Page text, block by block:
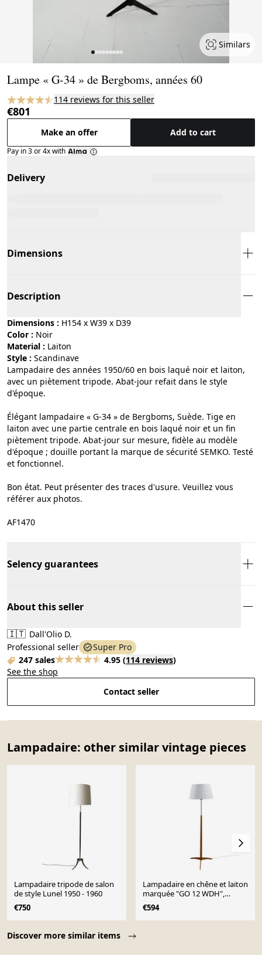
Similars
Lampe « G-34 » de Bergboms, années 60
114 reviews for this seller
€801
Make an offer Add to cart
Pay in 3 or 4x with
Delivery
Dimensions
Description
Dimensions : H154 x W39 x D39
Color :
noir
Material :
laiton
Style :
scandinave
Lampadaire des années 1950/60 en bois laqué noir et laiton,
avec un piètement tripode. Abat-jour refait dans le style
d'époque.
Élégant lampadaire « G-34 » de Bergboms, Suède. Tige en
laiton avec une partie centrale en bois laqué noir et un fin
piètement tripode. Abat-jour sur mesure, fidèle au modèle
d'époque ; douille portant la marque de sécurité SEMKO. Testé
et fonctionnel.
Bon état. Peut présenter des traces d'usure. Veuillez vous
référer aux photos.
AF1470
Selency guarantees
About this seller
🇮🇹 Dall'Olio D.
Professional seller
Super Pro
247 sales
4.95 (114 reviews)
See the shop
Contact seller
Lampadaire: other similar vintage pieces
Discover more similar items
Lampadaire tripode de salon
de style Lunel 1950 - 1960
€750
Lampadaire en chêne et laiton
marquée "GO 12 WDH",
Suède, années 1950.
€594